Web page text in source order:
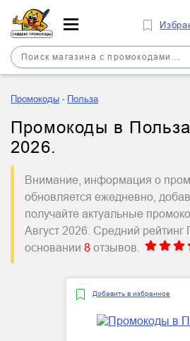
Промокоды Польза
Промокоды в
2026.
Внимание, информация о
обновляется ежедневно,
получайте актуальные
Август 2026. Средний рейтинг
основании 8 отзывов.
Добавить в избранное